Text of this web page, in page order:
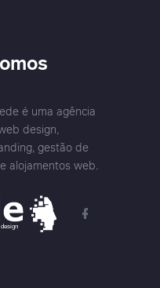
é uma agência
design,
gestão de
alojamentos web.